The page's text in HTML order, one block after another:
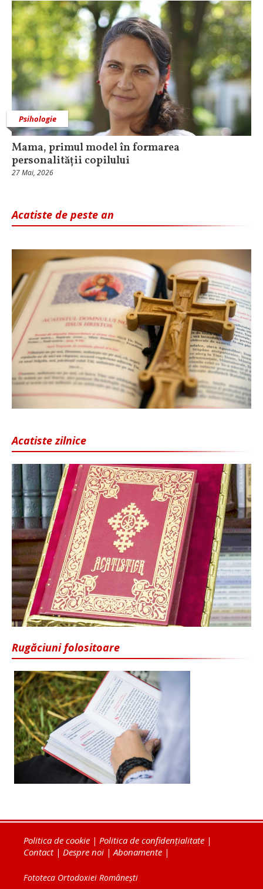
Psihologie
Mama, primul model în formarea
personalității copilului
27 Mai, 2026
Acatiste de peste an
Acatiste zilnice
Rugăciuni folositoare
Politica de cookie | Politica de confidențialitate |
Contact| Despre noi |Abonamente |
Fototeca Ortodoxiei Românești